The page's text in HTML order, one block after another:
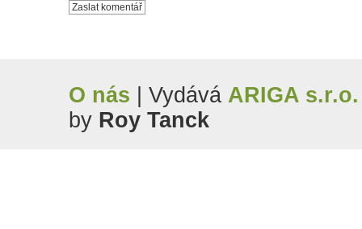
O nás | Vydává ARIGA s.r.o.
by Roy Tanck